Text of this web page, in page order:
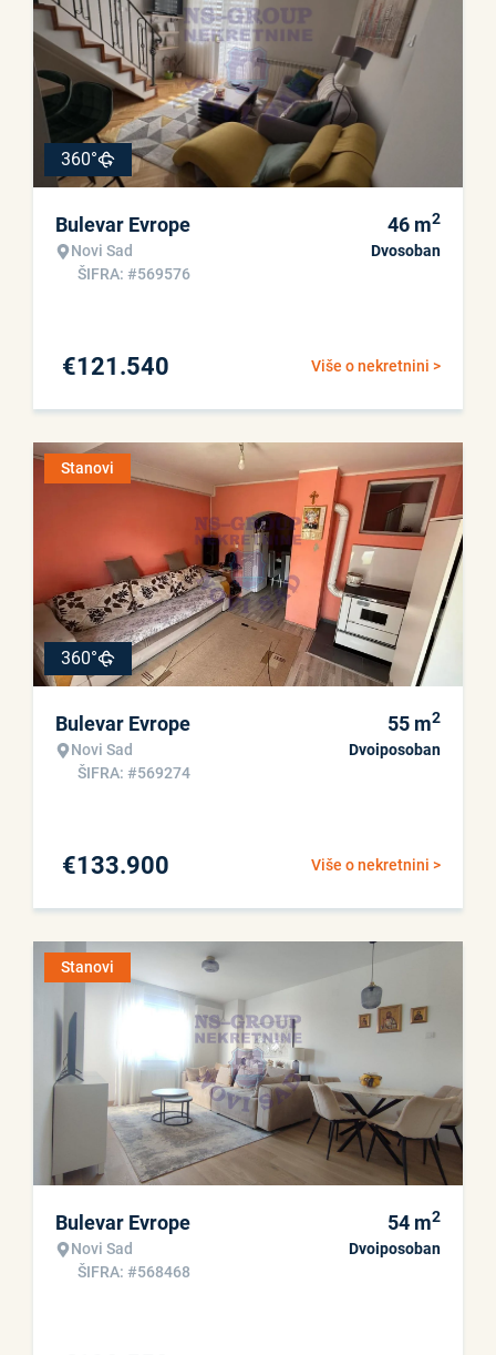
360°
Bulevar Evrope
Novi Sad
ŠIFRA: #569576
46 m2
Dvosoban
Više o nekretnini >
€121.540
Stanovi
360°
Bulevar Evrope
Novi Sad
ŠIFRA: #569274
55 m2
Dvoiposoban
Više o nekretnini >
€133.900
Stanovi
Bulevar Evrope
Novi Sad
ŠIFRA: #568468
54 m2
Dvoiposoban